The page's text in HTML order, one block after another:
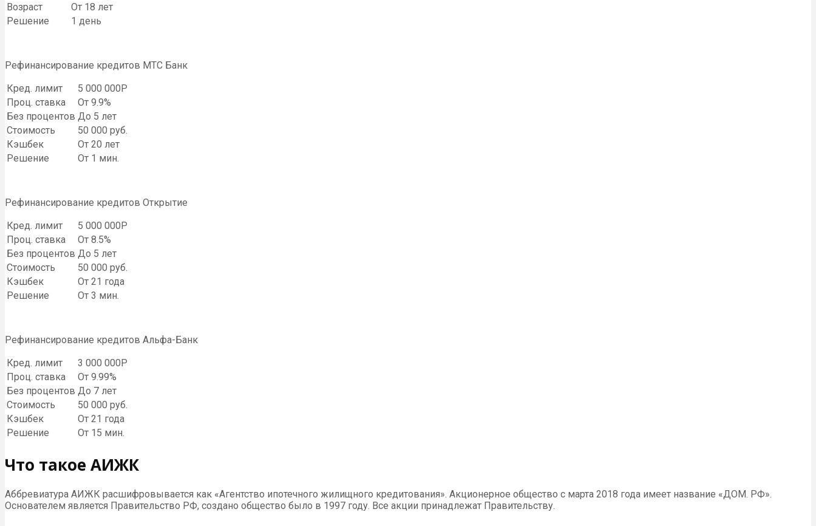
Возраст
От 18 лет
Решение
1 день
Рефинансирование кредитов МТС Банк
Кред. лимит
5 000 000Р
Проц. ставка
От 9.9%
Без процентов До 5 лет
Стоимость
50 000 руб.
Кэшбек
От 20 лет
Решение
От 1 мин.
Рефинансирование кредитов Открытие
Кред. лимит
5 000 000Р
Проц. ставка
От 8.5%
Без процентов До 5 лет
Стоимость
50 000 руб.
Кэшбек
От 21 года
Решение
От 3 мин.
Рефинансирование кредитов Альфа-Банк
Кред. лимит
3 000 000Р
Проц. ставка
От 9.99%
Без процентов До 7 лет
Стоимость
50 000 руб.
Кэшбек
От 21 года
Решение
От 15 мин.
Что такое АИЖК
Аббревиатура АИЖК расшифровывается как «Агентство ипотечного жилищного кредитования». Акционерное общество с марта 2018 года имеет название «ДОМ. РФ».
Основателем является Правительство РФ, создано общество было в 1997 году. Все акции принадлежат Правительству.